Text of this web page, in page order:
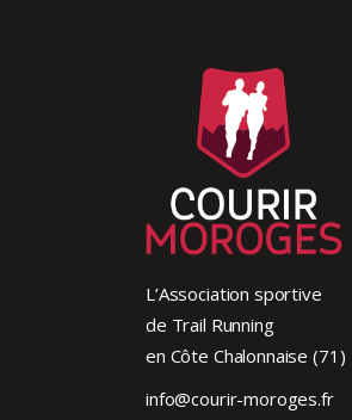
L’Association sportive
de Trail Running
en Côte Chalonnaise (71)
info@courir-moroges.fr